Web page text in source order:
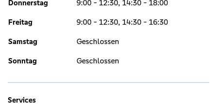
Donnerstag 9:00 - 12:30, 14:30 - 18:00
Freitag 9:00 - 12:30, 14:30 - 16:30
Samstag Geschlossen
Sonntag Geschlossen
Services